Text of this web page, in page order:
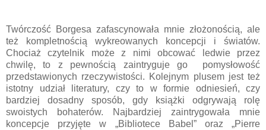
Twórczość Borgesa zafascynowała mnie złożonością, ale
też kompletnością wykreowanych koncepcji i światów.
Chociaż czytelnik może z nimi obcować ledwie przez
chwilę, to z pewnością zaintryguje go
pomysłowość
przedstawionych rzeczywistości. Kolejnym plusem jest też
istotny udział literatury, czy to w formie odniesień, czy
bardziej dosadny sposób, gdy książki odgrywają rolę
swoistych bohaterów. Najbardziej zaintrygowała mnie
koncepcje przyjęte w „Bibliotece Babel” oraz „Pierre